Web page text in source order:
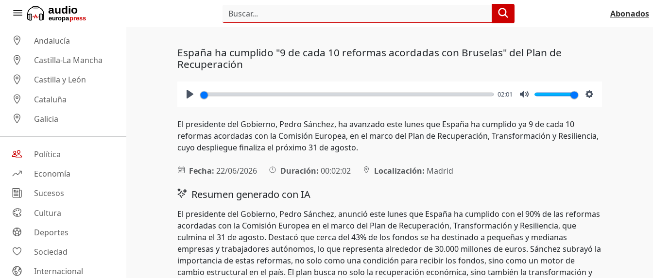
Abonados
Andalucía
Castilla-La Mancha
Castilla y León
Cataluña
Galicia
Política
Economía
Sucesos
Cultura
Deportes
Sociedad
Internacional
España ha cumplido "9 de cada 10 reformas acordadas con Bruselas" del Plan de
Recuperación
02:01
El presidente del Gobierno, Pedro Sánchez, ha avanzado este lunes que España ha cumplido ya 9 de cada 10
reformas acordadas con la Comisión Europea, en el marco del Plan de Recuperación, Transformación y Resiliencia,
cuyo despliegue finaliza el próximo 31 de agosto.
Fecha: 22/06/2026 Duración: 00:02:02 Localización: Madrid
Resumen generado con IA
El presidente del Gobierno, Pedro Sánchez, anunció este lunes que España ha cumplido con el 90% de las reformas
acordadas con la Comisión Europea en el marco del Plan de Recuperación, Transformación y Resiliencia, que
culmina el 31 de agosto. Destacó que cerca del 43% de los fondos se ha destinado a pequeñas y medianas
empresas y trabajadores autónomos, lo que representa alrededor de 30.000 millones de euros. Sánchez subrayó la
importancia de estas reformas, no solo como una condición para recibir los fondos, sino como un motor de
cambio estructural en el país. El plan busca no solo la recuperación económica, sino también la transformación y